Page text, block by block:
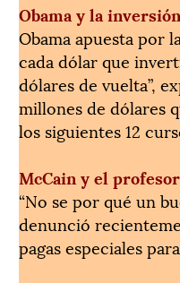
Obama y la inversión
Obama apuesta por
cada dólar que
dólares de vuelta”,
millones de dólares
los siguientes 12
McCain y el
“No se por qué un
denunció
pagas especiales